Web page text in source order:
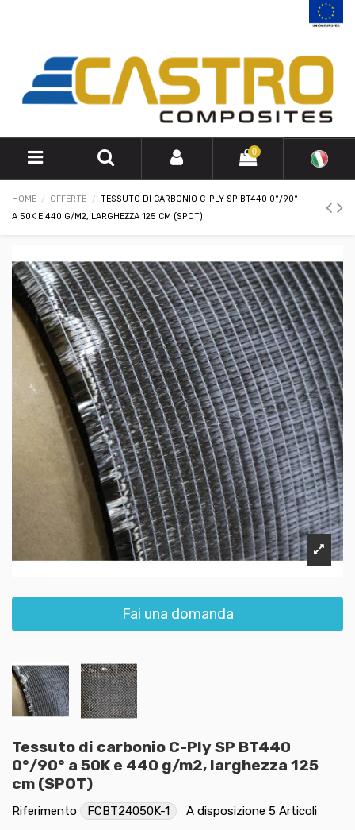
0
HOME OFFERTE
TESSUTO DI CARBONIO C-PLY SP BT440 0°/90°
A 50K E 440 G/M2, LARGHEZZA 125 CM (SPOT)
Fai una domanda
Tessuto di carbonio C-Ply SP BT440
0°/90° a 50K e 440 g/m2, larghezza 125
cm (SPOT)
Riferimento FCBT24050K-1 A disposizione 5 Articoli